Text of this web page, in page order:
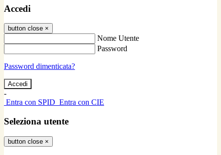
Accedi
button close ×
Nome Utente
Password
Password dimenticata?
-
Entra con SPID Entra con CIE
Seleziona utente
button close ×